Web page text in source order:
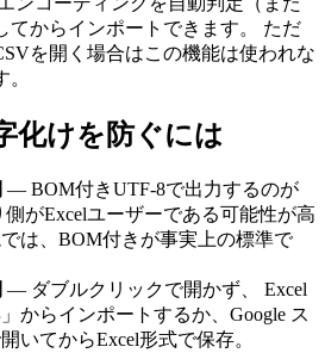
てからインポートできます。 ただ
を開く場合はこの機能は使われな
化けを防ぐには
— BOM付きUTF-8で出力するのが
がExcelユーザーである可能性が高
は、BOM付きが事実上の標準で
— ダブルクリックで開かず、 Excel
からインポートするか、Google ス
いてからExcel形式で保存。